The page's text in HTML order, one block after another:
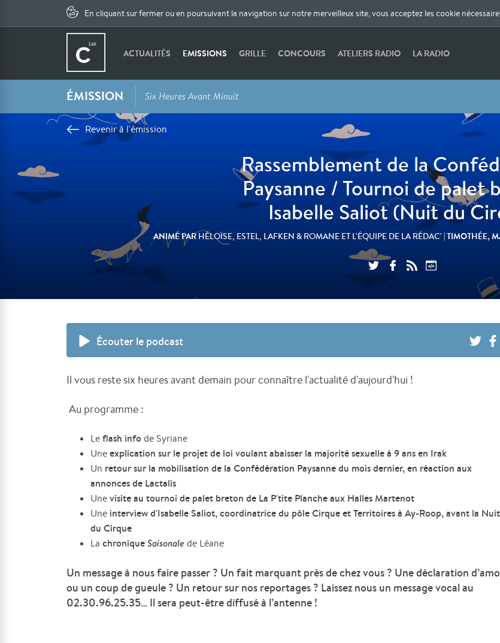
En cliquant sur fermer ou en poursuivant la navigation sur notre merveilleux site, vous acceptez les cookie
ACTUALITÉS EMISSIONS GRILLE CONCOURS ATELIERS RADIO LA RADIO
ÉMISSION Six Heures Avant Minuit
Revenir à l'émission
Rassemblement de la
Paysanne / Tournoi de palet
Isabelle Saliot (Nuit du
ANIMÉ PARHÉLOÏSE, ESTEL, LAFKEN & ROMANE ET L'ÉQUIPE DE LA RÉDAC' | TIMOTHÉE,
Écouter le podcast
Il vous reste six heures avant demain pour connaître l'actualité d'aujourd'hui !
Au programme :
Le flash infode Syriane
Uneexplication sur le projet de loi voulant abaisser la majorité sexuelle à 9 ans en Irak
Un retour sur la mobilisation de la Confédération Paysanne du mois dernier, en réaction aux
annonces de Lactalis
Unevisite au tournoi de palet breton de La P'tite Planche aux Halles Martenot
Une interview d'Isabelle Saliot, coordinatrice du pôle Cirque et Territoires à Ay-Roop, avant la Nuit
du Cirque
La chroniqueSaisonale de Léane
Un message à nous faire passer ? Un fait marquant près de chez vous ? Une déclaration
ou un coup de gueule ? Un retour sur nos reportages ? Laissez nous un message vocal au
02.30.96.25.35… Il sera peut-être diffusé à l’antenne !